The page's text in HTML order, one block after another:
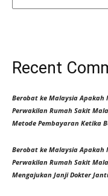
Recent
Berobat ke Malaysia Apakah
Perwakilan Rumah Sakit
Metode Pembayaran Ketika
Berobat ke Malaysia Apakah
Perwakilan Rumah Sakit
Mengajukan Janji Dokter